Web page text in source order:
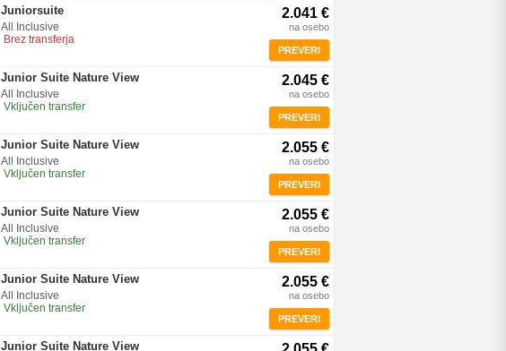
Juniorsuite
All Inclusive
Brez transferja
2.041 €
na osebo
PREVERI
Junior Suite Nature View
All Inclusive
Vključen transfer
2.045 €
na osebo
PREVERI
Junior Suite Nature View
All Inclusive
Vključen transfer
2.055 €
na osebo
PREVERI
Junior Suite Nature View
All Inclusive
Vključen transfer
2.055 €
na osebo
PREVERI
Junior Suite Nature View
All Inclusive
Vključen transfer
2.055 €
na osebo
PREVERI
Junior Suite Nature View